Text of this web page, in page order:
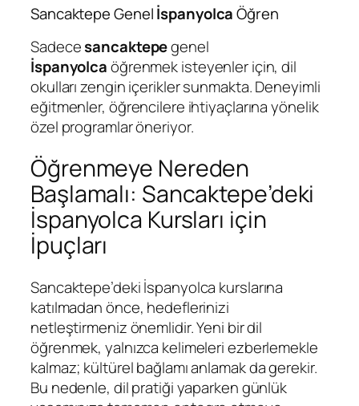
Sancaktepe GenelİspanyolcaÖğren
Sadecesancaktepegenel
İspanyolcaöğrenmek isteyenler için, dil
okulları zengin içerikler sunmakta. Deneyimli
eğitmenler, öğrencilere ihtiyaçlarına yönelik
özel programlar öneriyor.
Öğrenmeye Nereden
Başlamalı: Sancaktepe’deki
İspanyolca Kursları için
İpuçları
Sancaktepe’deki İspanyolca kurslarına
katılmadan önce, hedeflerinizi
netleştirmeniz önemlidir. Yeni bir dil
öğrenmek, yalnızca kelimeleri ezberlemekle
kalmaz; kültürel bağlamı anlamak da gerekir.
Bu nedenle, dil pratiği yaparken günlük